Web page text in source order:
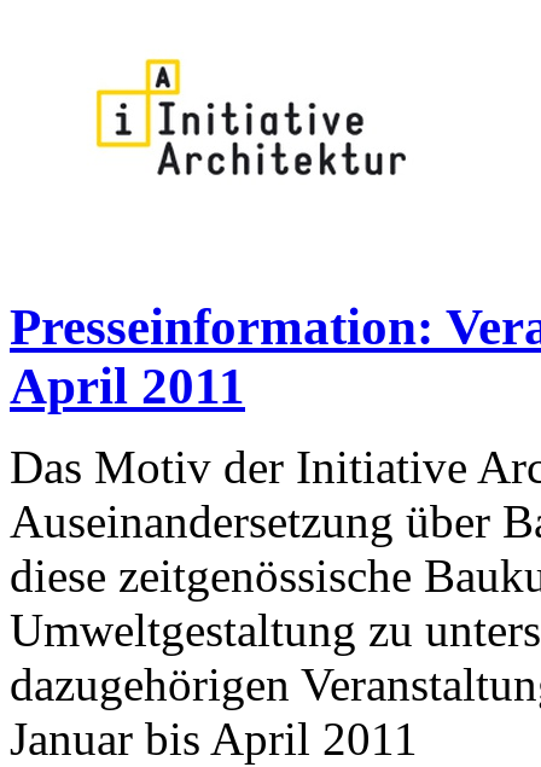
Presseinformation:
April 2011
Das Motiv der Initiative
Auseinandersetzung über
diese zeitgenössische
Umweltgestaltung zu
dazugehörigen
Januar bis April 2011